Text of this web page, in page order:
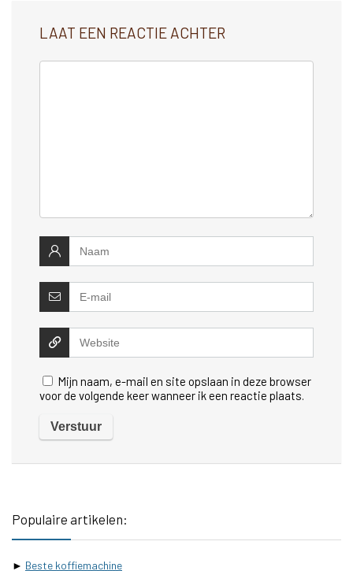
LAAT EEN REACTIE ACHTER
Mijn naam, e-mail en site opslaan in deze browser
voor de volgende keer wanneer ik een reactie plaats.
Populaire artikelen:
► Beste koffiemachine